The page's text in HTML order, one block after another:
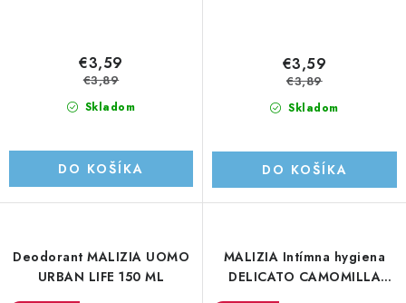
Skladom
€3,59
€3,89
DO KOŠÍKA
Skladom
€3,59
€3,89
DO KOŠÍKA
Deodorant MALIZIA UOMO
URBAN LIFE 150 ML
MALIZIA Intímna hygiena
DELICATO CAMOMILLA